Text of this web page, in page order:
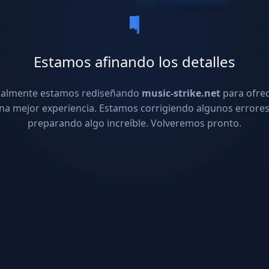
Estamos afinando los detalles
estamos rediseñando music-strike.net para
mejor experiencia. Estamos corrigiendo algunos
preparando algo increíble. Volveremos pronto.